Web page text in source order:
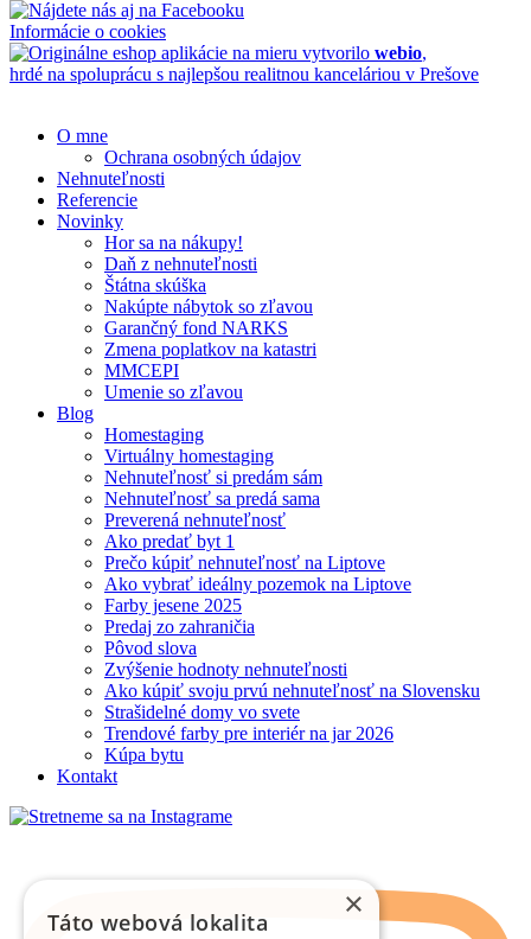
Informácie o cookies
vytvorilo webio,
hrdé na spoluprácu s najlepšou realitnou kanceláriou v Prešove
O mne
Ochrana osobných údajov
Nehnuteľnosti
Referencie
Novinky
Hor sa na nákupy!
Daň z nehnuteľnosti
Štátna skúška
Nakúpte nábytok so zľavou
Garančný fond NARKS
Zmena poplatkov na katastri
MMCEPI
Umenie so zľavou
Blog
Homestaging
Virtuálny homestaging
Nehnuteľnosť si predám sám
Nehnuteľnosť sa predá sama
Preverená nehnuteľnosť
Ako predať byt 1
Prečo kúpiť nehnuteľnosť na Liptove
Ako vybrať ideálny pozemok na Liptove
Farby jesene 2025
Predaj zo zahraničia
Pôvod slova
Zvýšenie hodnoty nehnuteľnosti
Ako kúpiť svoju prvú nehnuteľnosť na Slovensku
Strašidelné domy vo svete
Trendové farby pre interiér na jar 2026
Kúpa bytu
Kontakt
×
Táto webová lokalita